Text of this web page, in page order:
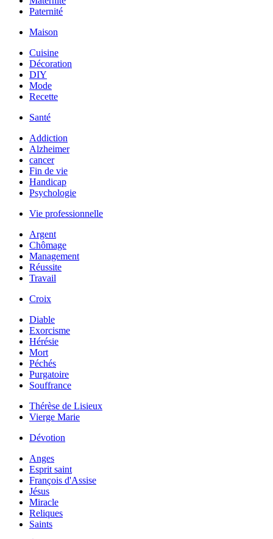
Paternité
Maison
Cuisine
Décoration
DIY
Mode
Recette
Santé
Addiction
Alzheimer
cancer
Fin de vie
Handicap
Psychologie
Vie professionnelle
Argent
Chômage
Management
Réussite
Travail
Croix
Diable
Exorcisme
Hérésie
Mort
Péchés
Purgatoire
Souffrance
Thérèse de Lisieux
Vierge Marie
Dévotion
Anges
Esprit saint
François d'Assise
Jésus
Miracle
Reliques
Saints